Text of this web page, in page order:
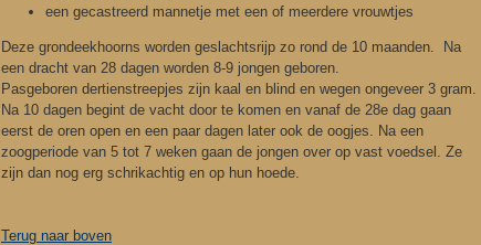
een gecastreerd mannetje met een of meerdere vrouwtjes
Deze grondeekhoorns worden geslachtsrijp zo rond de 10 maanden. Na
een dracht van 28 dagen worden 8-9 jongen geboren.
Pasgeboren dertienstreepjes zijn kaal en blind en wegen ongeveer 3 gram.
Na 10 dagen begint de vacht door te komen en vanaf de 28e dag gaan
eerst de oren open en een paar dagen later ook de oogjes. Na een
zoogperiode van 5 tot 7 weken gaan de jongen over op vast voedsel. Ze
zijn dan nog erg schrikachtig en op hun hoede.
Terug naar boven